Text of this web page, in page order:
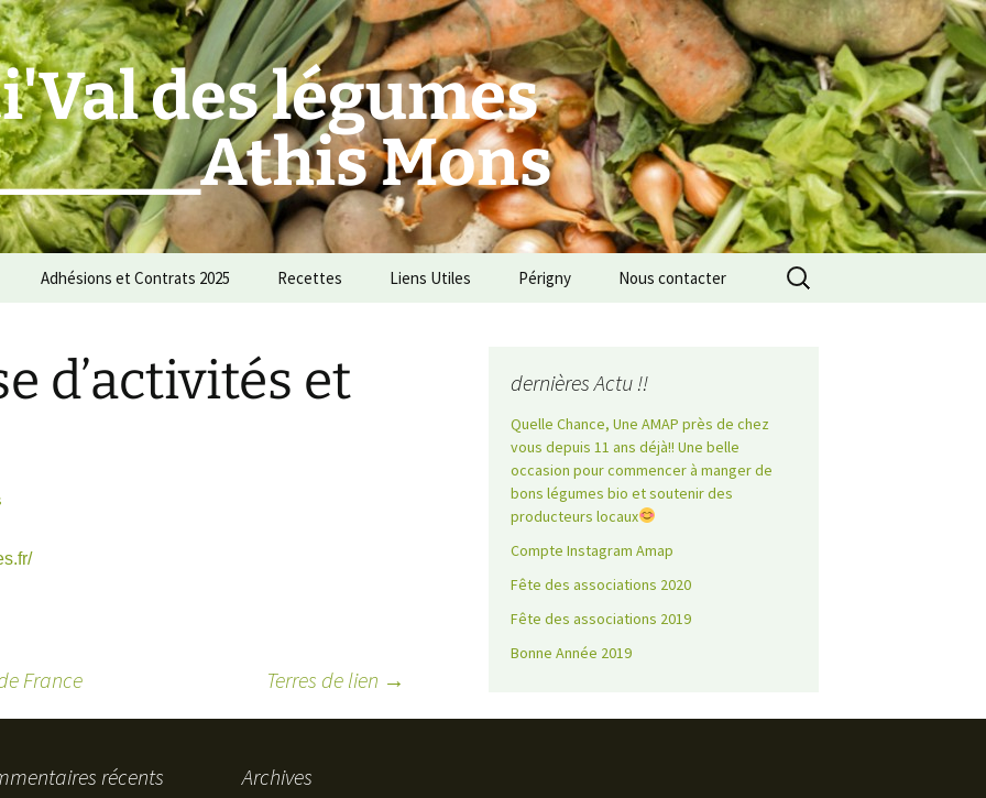
des légumes
Mons
Adhésions et Contrats 2025 Recettes
Sites de recettes
Liens Utiles Périgny Nous contacter
Rechercher :
d’activités et
France Terres de lien →
dernières Actu !!
Quelle Chance, Une AMAP près de chez
vous depuis 11 ans déjà!! Une belle
occasion pour commencer à manger de
bons légumes bio et soutenir des
producteurs locaux
Compte Instagram Amap
Fête des associations 2020
Fête des associations 2019
Bonne Année 2019
récents Archives